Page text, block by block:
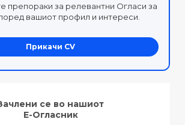
препораки за релевантни Огласи за
вашиот профил и интереси.
Прикачи CV
се во нашиот
Е-Огласник